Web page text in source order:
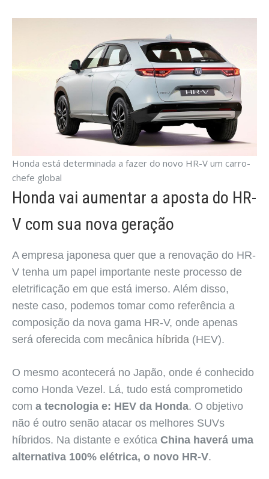
Honda está determinada a fazer do novo HR-V um carro-
chefe global
Honda vai aumentar a aposta do HR-
V com sua nova geração
A empresa japonesa quer que a renovação do HR-
V tenha um papel importante neste processo de
eletrificação em que está imerso. Além disso,
neste caso, podemos tomar como referência a
composição da nova gama HR-V, onde apenas
será oferecida com mecânica híbrida (HEV).
O mesmo acontecerá no Japão, onde é conhecido
como Honda Vezel. Lá, tudo está comprometido
com a tecnologia e: HEV da Honda. O objetivo
não é outro senão atacar os melhores SUVs
híbridos. Na distante e exótica China haverá uma
alternativa 100% elétrica, o novo HR-V.